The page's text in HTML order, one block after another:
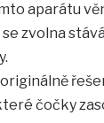
aparátu
se zvolna
čočky